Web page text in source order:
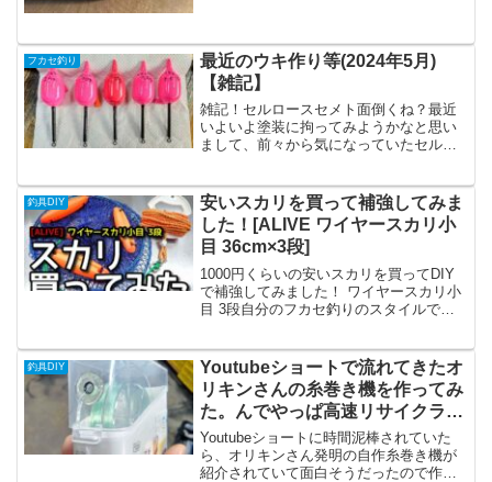
る部分はYONEXのグリップ...
フカセ釣り
最近のウキ作り等(2024年5月)
【雑記】
雑記！セルロースセメト面倒くね？最近
いよいよ塗装に拘ってみようかなと思い
まして、前々から気になっていたセルロ
色流れするやん！色流れとは、塗装の最
後のコーティング時に塗料...
釣具DIY
安いスカリを買って補強してみま
した！[ALIVE ワイヤースカリ小
目 36cm×3段]
1000円くらいの安いスカリを買ってDIY
で補強してみました！ ワイヤースカリ小
目 3段自分のフカセ釣りのスタイルで
るんですが、スカリがあったらいいのに
な～という場面が...
釣具DIY
Youtubeショートで流れてきたオ
リキンさんの糸巻き機を作ってみ
た。んでやっぱ高速リサイクラー
も最強よなって話【釣具DIY】
Youtubeショートに時間泥棒されていた
ら、オリキンさん発明の自作糸巻き機が
紹介されていて面白そうだったので作っ